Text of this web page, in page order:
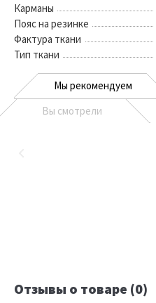
Карманы
Пояс на резинке
Фактура ткани
Тип ткани
Мы рекомендуем
Вы смотрели
Отзывы о товаре (0)